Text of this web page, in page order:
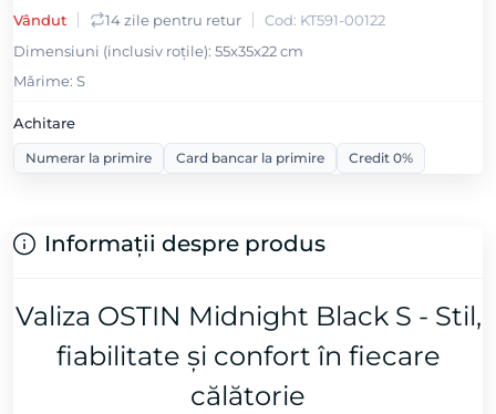
Vândut 14 zile pentru retur
Cod: KT591-00122
Dimensiuni (inclusiv roțile): 55x35x22 cm
Mǎrime: S
Achitare
Numerar la primire Card bancar la primire Credit 0%
Informații despre produs
Valiza OSTIN Midnight Black S - Stil,
fiabilitate și confort în fiecare
călătorie